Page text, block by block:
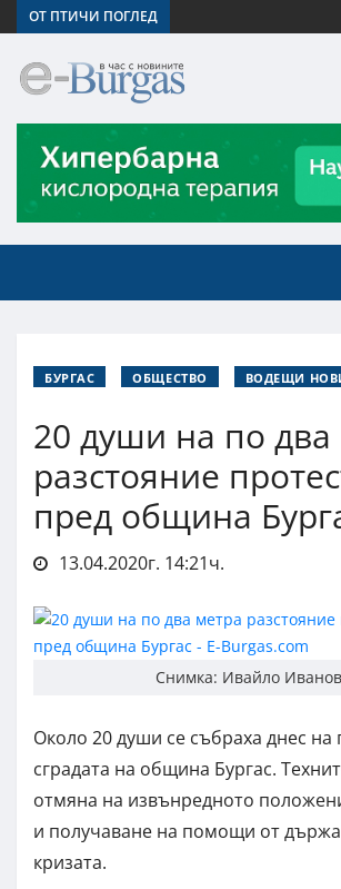
ОТ ПТИЧИ ПОГЛЕД
БУРГАС ОБЩЕСТВО ВОДЕЩИ
20 души на по два
разстояние
пред община
13.04.2020г. 14:21ч.
Снимка: Ивайло Иванов
Около 20 души се събраха днес на
сградата на община Бургас.
отмяна на извънредното
и получаване на помощи от
кризата.